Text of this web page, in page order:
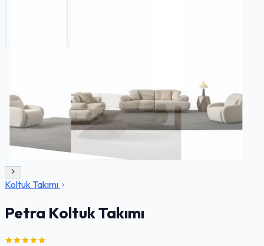
Koltuk Takımı
Petra Koltuk Takımı